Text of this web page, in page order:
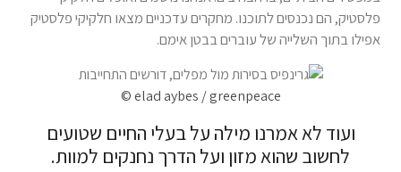
פלסטיק, הם נכנסים לתוכנו. מחקרים עדכניים מצאו חלקיקי פלסטיק
אפילו בתוך השלייה של עוברים בבטן אימם.
© elad aybes / greenpeace
ועוד לא אמרנו מילה על בעלי החיים שטועים
לחשוב שהוא מזון ועל הדרך נחנקים למוות.